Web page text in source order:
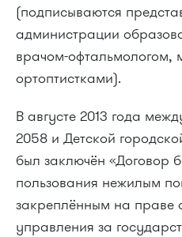
(подписываются
администрации
врачом-офтальмологом,
ортоптистками).
В августе 2013 года
2058 и Детской
был заключён «Договор
пользования нежилым
закреплённым на праве
управления за